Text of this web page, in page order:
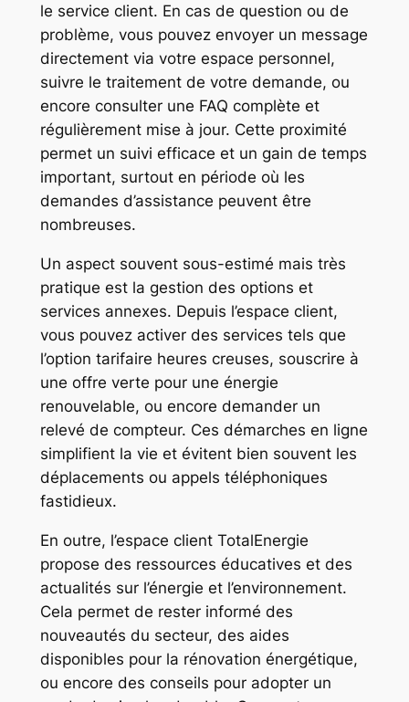
le service client. En cas de question ou de
problème, vous pouvez envoyer un message
directement via votre espace personnel,
suivre le traitement de votre demande, ou
encore consulter une FAQ complète et
régulièrement mise à jour. Cette proximité
permet un suivi efficace et un gain de temps
important, surtout en période où les
demandes d’assistance peuvent être
nombreuses.
Un aspect souvent sous-estimé mais très
pratique est la gestion des options et
services annexes. Depuis l’espace client,
vous pouvez activer des services tels que
l’option tarifaire heures creuses, souscrire à
une offre verte pour une énergie
renouvelable, ou encore demander un
relevé de compteur. Ces démarches en ligne
simplifient la vie et évitent bien souvent les
déplacements ou appels téléphoniques
fastidieux.
En outre, l’espace client TotalEnergie
propose des ressources éducatives et des
actualités sur l’énergie et l’environnement.
Cela permet de rester informé des
nouveautés du secteur, des aides
disponibles pour la rénovation énergétique,
ou encore des conseils pour adopter un